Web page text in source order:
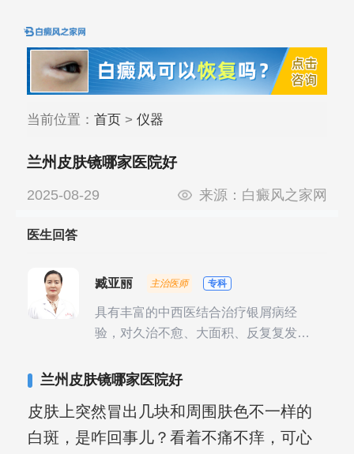
当前位置： 首页> 仪器
兰州皮肤镜哪家医院好
2025-08-29 来源： 白癜风之家网
医生回答
臧亚丽 主治医师 专科
具有丰富的中西医结合治疗银屑病经
验，对久治不愈、大面积、反复复发性
兰州皮肤镜哪家医院好
皮肤上突然冒出几块和周围肤色不一样的
白斑，是咋回事儿？看着不痛不痒，可心